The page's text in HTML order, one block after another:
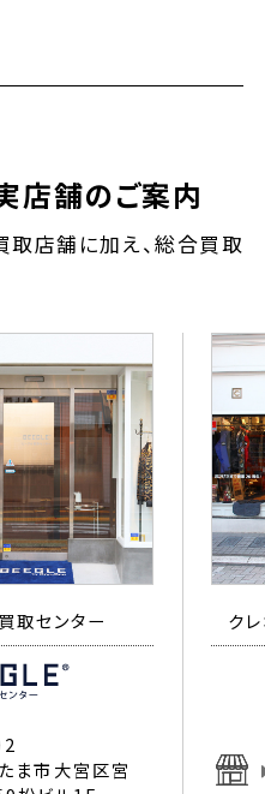
店舗のご案内
店舗に加え、総合買取
取センター
ま市大宮区宮
ク